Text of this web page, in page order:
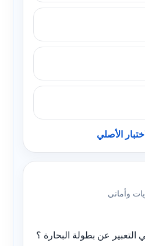
الأصلي
وأماني
التعبير عن بطولة البحارة ؟